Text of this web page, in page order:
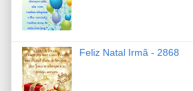
Feliz Natal Irmã - 2868